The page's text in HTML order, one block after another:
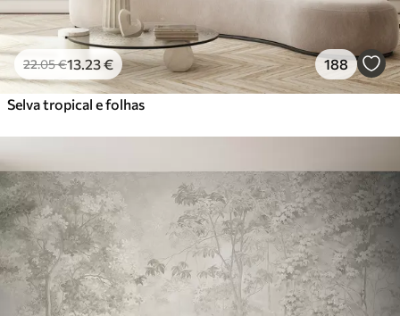
22.05€13 .23€ 188
Selva tropical e folhas